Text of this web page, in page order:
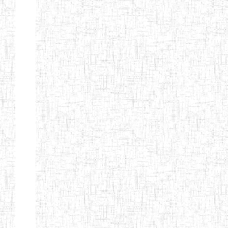
Etablissements
d'enseignement
secondaire
technique
et
professionnel
ESTP
Etablissements